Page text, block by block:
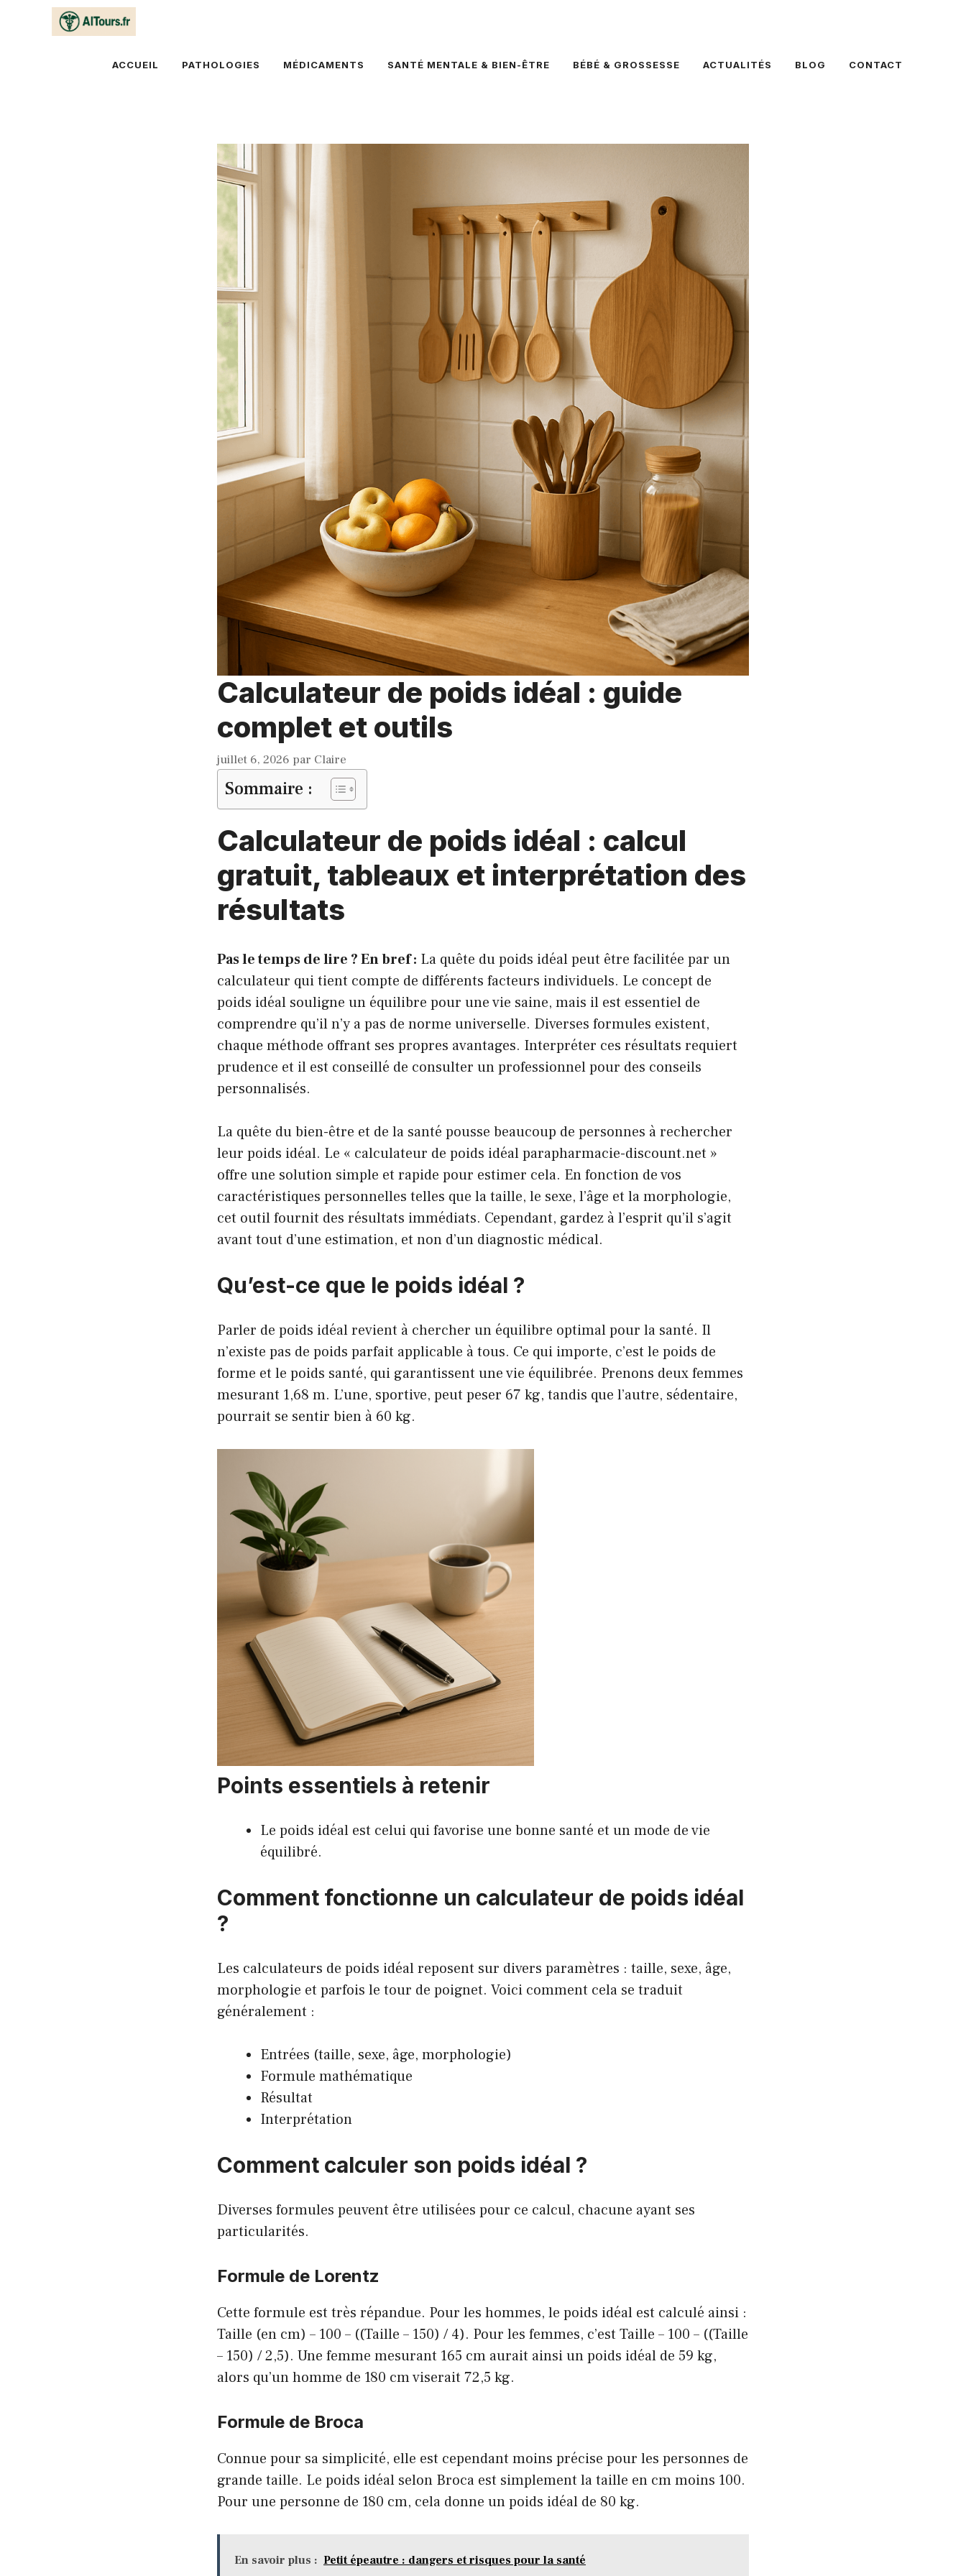
ACCUEIL PATHOLOGIES MÉDICAMENTS SANTÉ MENTALE & BIEN-ÊTRE BÉBÉ & GROSSESSE ACTUALITÉS BLOG CONTACT
Calculateur de poids idéal : guide
complet et outils
juillet 6, 2026 par Claire
Sommaire :
Calculateur de poids idéal : calcul
gratuit, tableaux et interprétation des
résultats
Pas le temps de lire ? En bref : La quête du poids idéal peut être facilitée par un
calculateur qui tient compte de différents facteurs individuels. Le concept de
poids idéal souligne un équilibre pour une vie saine, mais il est essentiel de
comprendre qu’il n’y a pas de norme universelle. Diverses formules existent,
chaque méthode offrant ses propres avantages. Interpréter ces résultats requiert
prudence et il est conseillé de consulter un professionnel pour des conseils
personnalisés.
La quête du bien-être et de la santé pousse beaucoup de personnes à rechercher
leur poids idéal. Le « calculateur de poids idéal parapharmacie-discount.net »
offre une solution simple et rapide pour estimer cela. En fonction de vos
caractéristiques personnelles telles que la taille, le sexe, l’âge et la morphologie,
cet outil fournit des résultats immédiats. Cependant, gardez à l’esprit qu’il s’agit
avant tout d’une estimation, et non d’un diagnostic médical.
Qu’est-ce que le poids idéal ?
Parler de poids idéal revient à chercher un équilibre optimal pour la santé. Il
n’existe pas de poids parfait applicable à tous. Ce qui importe, c’est le poids de
forme et le poids santé, qui garantissent une vie équilibrée. Prenons deux femmes
mesurant 1,68 m. L’une, sportive, peut peser 67 kg, tandis que l’autre, sédentaire,
pourrait se sentir bien à 60 kg.
Points essentiels à retenir
Le poids idéal est celui qui favorise une bonne santé et un mode de vie
équilibré.
Comment fonctionne un calculateur de poids idéal
?
Les calculateurs de poids idéal reposent sur divers paramètres : taille, sexe, âge,
morphologie et parfois le tour de poignet. Voici comment cela se traduit
généralement :
Entrées (taille, sexe, âge, morphologie)
Formule mathématique
Résultat
Interprétation
Comment calculer son poids idéal ?
Diverses formules peuvent être utilisées pour ce calcul, chacune ayant ses
particularités.
Formule de Lorentz
Cette formule est très répandue. Pour les hommes, le poids idéal est calculé ainsi :
Taille (en cm) – 100 – ((Taille – 150) / 4). Pour les femmes, c’est Taille – 100 – ((Taille
– 150) / 2,5). Une femme mesurant 165 cm aurait ainsi un poids idéal de 59 kg,
alors qu’un homme de 180 cm viserait 72,5 kg.
Formule de Broca
Connue pour sa simplicité, elle est cependant moins précise pour les personnes de
grande taille. Le poids idéal selon Broca est simplement la taille en cm moins 100.
Pour une personne de 180 cm, cela donne un poids idéal de 80 kg.
En savoir plus : Petit épeautre : dangers et risques pour la santé